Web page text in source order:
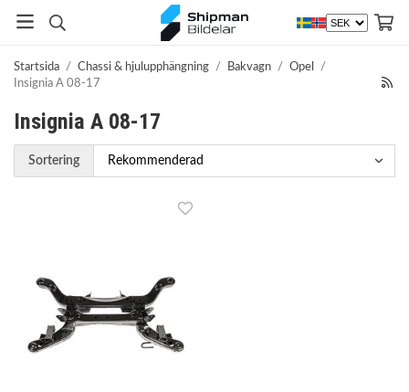
Startsida / Chassi & hjulupphängning / Bakvagn / Opel
/
Insignia A 08-17
Insignia A 08-17
Sortering